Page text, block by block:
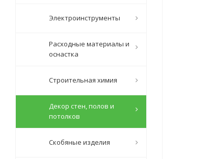
Электроинструменты
Расходные материалы и
оснастка
Строительная химия
Декор стен, полов и
потолков
Скобяные изделия